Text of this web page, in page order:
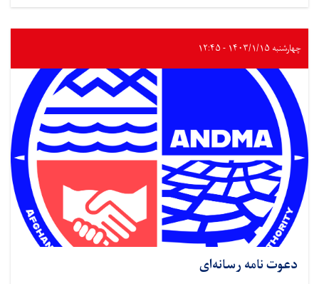
چهارشنبه ۱۴۰۳/۱/۱۵ - ۱۲:۴۵
دعوت نامه رسانه‌ای